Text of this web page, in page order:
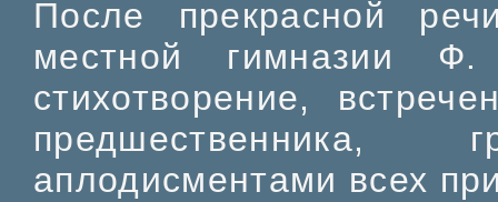
После прекрасной
местной гимназии
стихотворение,
аплодисментами всех